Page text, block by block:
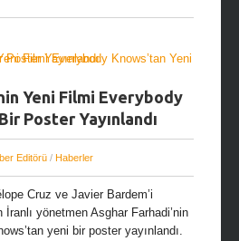
Yeni Filmi Everybody
Poster Yayınlandı
Editörü / Haberler
Cruz ve Javier Bardem’i
yönetmen Asghar Farhadi’nin
yeni bir poster yayınlandı.